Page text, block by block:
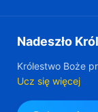
Nadeszło
Królestwo Boże
Ucz się więcej